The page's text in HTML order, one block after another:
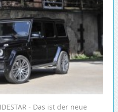
- Das ist der neue